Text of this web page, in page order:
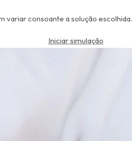
variar consoante a solução escolhida.
Iniciar simulação